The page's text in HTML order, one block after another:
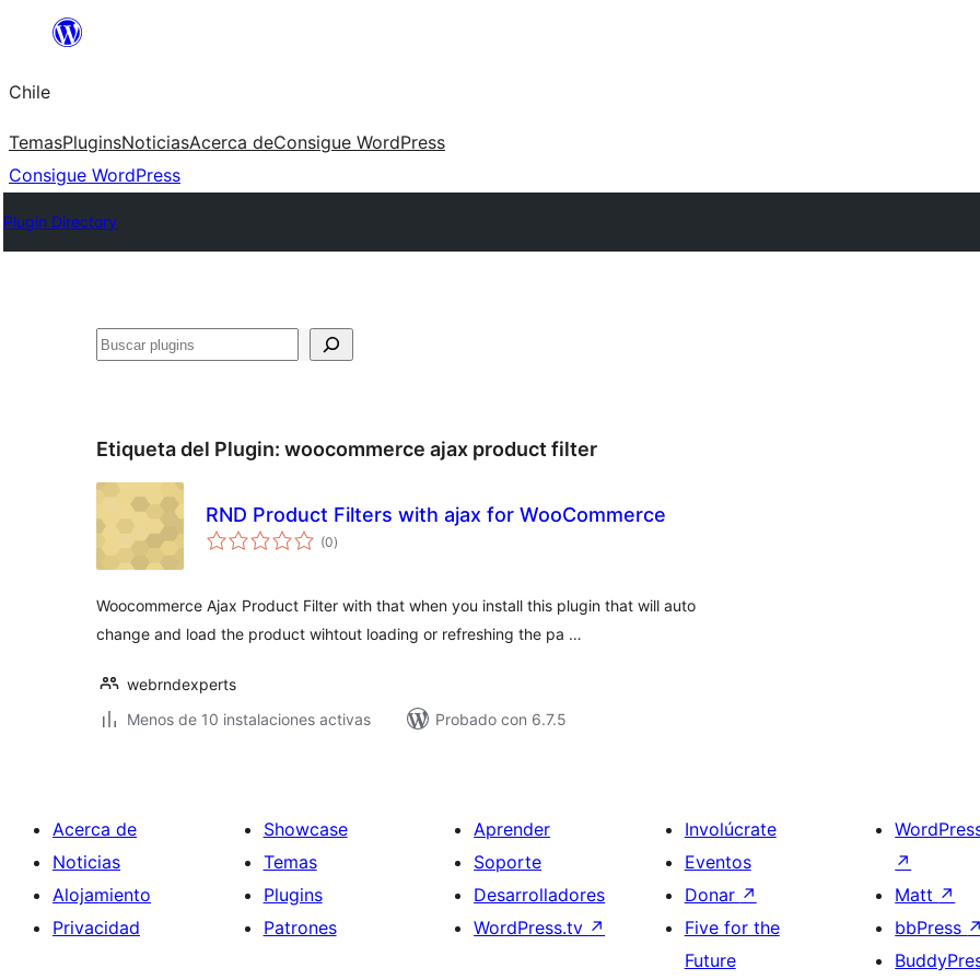
Saltar
contenido
Chile
TemasPluginsNoticiasAcerca deConsigue WordPress
Consigue WordPress
Plugin Directory
Buscar
Etiqueta del Plugin: woocommerce ajax product filter
RND Product Filters with ajax for WooCommerce
(0evaluación
total
)
Woocommerce Ajax Product Filter with that when you install this plugin that will auto
change and load the product wihtout loading or refreshing the pa …
webrndexperts
Menos de 10 instalaciones activas
Probado con 6.7.5
Acerca de
Noticias
Alojamiento
Privacidad
Showcase
Temas
Plugins
Patrones
Aprender
Soporte
Desarrolladores
WordPress.tv ↗
Involúcrate
Eventos
Donar ↗
Five for the
Future
↗
Matt ↗
bbPress ↗